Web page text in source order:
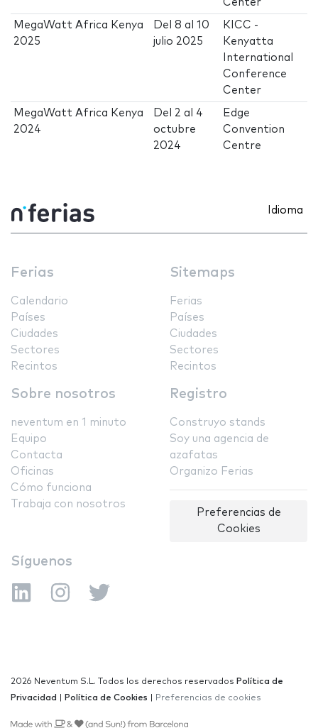
Center
MegaWatt Africa Kenya
2025
Del8 al10
julio 2025
KICC -
Kenyatta
International
Conference
Center
MegaWatt Africa Kenya
2024
Del 2 al 4
octubre
2024
Edge
Convention
Centre
Idioma
Ferias
Calendario
Países
Ciudades
Sectores
Recintos
Sitemaps
Ferias
Países
Ciudades
Sectores
Recintos
Sobre nosotros
neventum en 1 minuto
Equipo
Contacta
Oficinas
Cómo funciona
Trabaja con nosotros
Registro
Construyo stands
Soy una agencia de
azafatas
Organizo Ferias
Preferencias de
Cookies
Síguenos
2026 Neventum S.L. Todos los derechos reservados Política de
Privacidad
Política de Cookies Preferencias de cookies